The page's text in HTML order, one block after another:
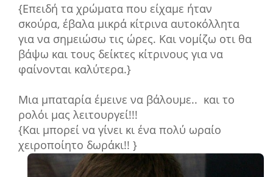
{Επειδή τα χρώματα που είχαμε ήταν
σκούρα, έβαλα μικρά κίτρινα αυτοκόλλητα
για να σημειώσω τις ώρες. Και νομίζω οτι θα
βάψω και τους δείκτες κίτρινους για να
φαίνονται καλύτερα.}
Μια μπαταρία έμεινε να βάλουμε.. και το
ρολόι μας λειτουργεί!!!
{Και μπορεί να γίνει κι ένα πολύ ωραίο
χειροποίητο δωράκι!! }